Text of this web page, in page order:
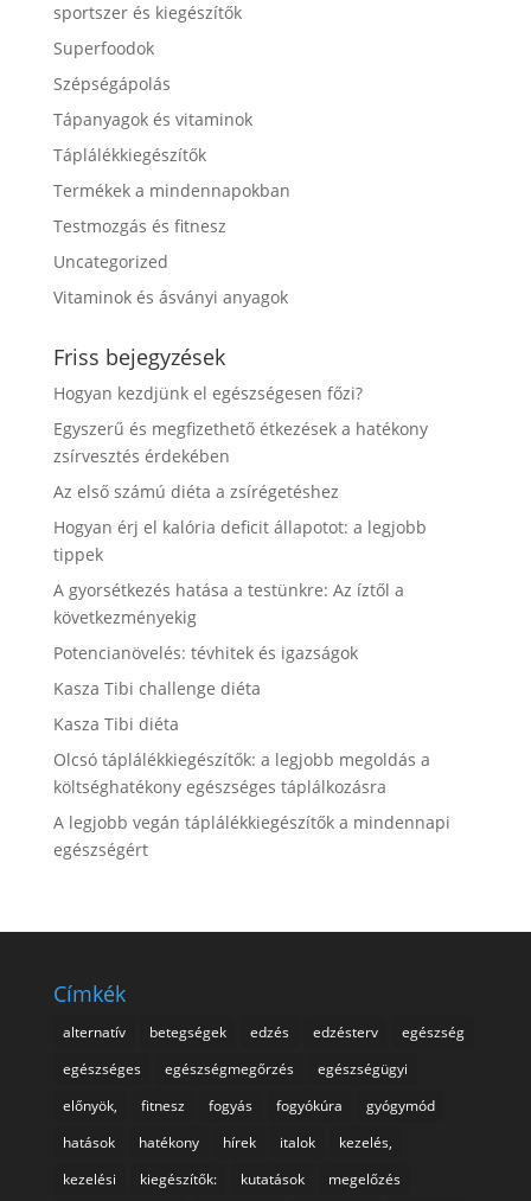
sportszer és kiegészítők
Superfoodok
Szépségápolás
Tápanyagok és vitaminok
Táplálékkiegészítők
Termékek a mindennapokban
Testmozgás és fitnesz
Uncategorized
Vitaminok és ásványi anyagok
Friss bejegyzések
Hogyan kezdjünk el egészségesen főzi?
Egyszerű és megfizethető étkezések a hatékony
zsírvesztés érdekében
Az első számú diéta a zsírégetéshez
Hogyan érj el kalória deficit állapotot: a legjobb
tippek
A gyorsétkezés hatása a testünkre: Az íztől a
következményekig
Potencianövelés: tévhitek és igazságok
Kasza Tibi challenge diéta
Kasza Tibi diéta
Olcsó táplálékkiegészítők: a legjobb megoldás a
költséghatékony egészséges táplálkozásra
A legjobb vegán táplálékkiegészítők a mindennapi
egészségért
Címkék
alternatív betegségek edzés edzésterv
egészség
egészséges
egészségmegőrzés
egészségügyi
előnyök,
fitnesz fogyás fogyókúra
gyógymód
hatások
hatékony hírek italok
kezelés,
kezelési
kiegészítők: kutatások
megelőzés